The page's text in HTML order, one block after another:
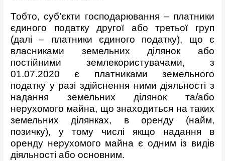
Тобто, суб’єкти господарювання – платники
єдиного податку другої або третьої груп
(далі – платники єдиного податку), що є
власниками земельних ділянок або
постійними землекористувачами, з
01.07.2020 є платниками земельного
податку у разі здійснення ними діяльності з
надання земельних ділянок та/або
нерухомого майна, що знаходиться на таких
земельних ділянках, в оренду (найм,
позичку), у тому числі якщо надання в
оренду нерухомого майна є одним із видів
діяльності або основним.